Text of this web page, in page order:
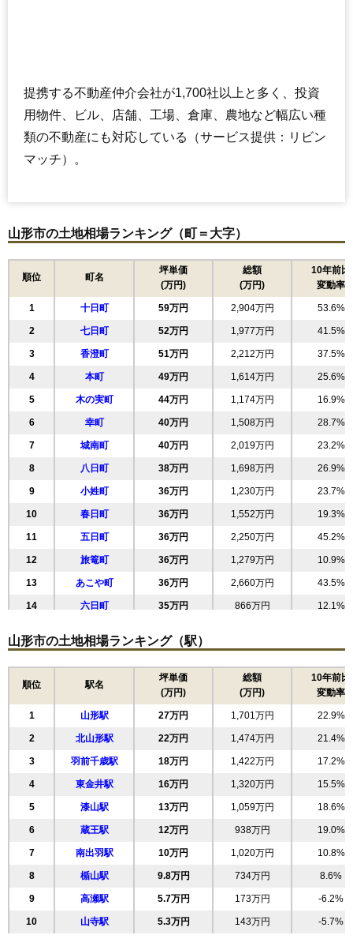
提携する不動産仲介会社が1,700社以上と多く、投資
用物件、ビル、店舗、工場、倉庫、農地など幅広い種
類の不動産にも対応している（サービス提供：リビン
マッチ）。
山形市の土地相場ランキング（町＝大字）
順位 町名
坪単価
(万円)
総額
(万円)
10年前比
変動率
1 十日町 59万円 2,904万円 53.6%
2 七日町 52万円 1,977万円 41.5%
3 香澄町 51万円 2,212万円 37.5%
4 本町 49万円 1,614万円 25.6%
5 木の実町 44万円 1,174万円 16.9%
6 幸町 40万円 1,508万円 28.7%
7 城南町 40万円 2,019万円 23.2%
8 八日町 38万円 1,698万円 26.9%
9 小姓町 36万円 1,230万円 23.7%
10 春日町 36万円 1,552万円 19.3%
11 五日町 36万円 2,250万円 45.2%
12 旅篭町 36万円 1,279万円 10.9%
13 あこや町 36万円 2,660万円 43.5%
14 六日町 35万円 866万円 12.1%
16 緑町 33万円 1,966万円 36.4%
33万円 2,057万円 42.3%
32万円 2,037万円 36.1%
19 東原町 32万円 2,023万円 29.1%
20 若葉町 32万円 1,855万円 42.8%
21 城西町 31万円 2,117万円 42.5%
22 末広町 31万円 1,464万円 21.4%
23 相生町 30万円 1,962万円 14.1%
24 錦町 30万円 1,477万円 31.9%
25 荒楯町 30万円 1,962万円 22.8%
26 松見町 30万円 2,051万円 25.8%
27 寿町 30万円 1,956万円 28.7%
28 大手町 29万円 1,489万円 21.5%
山形市の土地相場ランキング（駅）
順位 駅名
坪単価
(万円)
総額
(万円)
10年前比
変動率
1 山形駅 27万円 1,701万円 22.9%
2 北山形駅 22万円 1,474万円 21.4%
3 羽前千歳駅 18万円 1,422万円 17.2%
4 東金井駅 16万円 1,320万円 15.5%
5 漆山駅 13万円 1,059万円 18.6%
6 蔵王駅 12万円 938万円 19.0%
7 南出羽駅 10万円 1,020万円 10.8%
8 楯山駅 9.8万円 734万円 8.6%
9 高瀬駅 5.7万円 173万円 -6.2%
10 山寺駅 5.3万円 143万円 -5.7%